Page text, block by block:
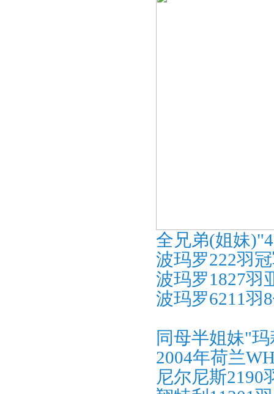
全兄弟(姐妹
波玛罗222羽
波玛罗1827羽
波玛罗6211羽
同母半姐妹"
2004年荷兰
尼尔尼斯2190